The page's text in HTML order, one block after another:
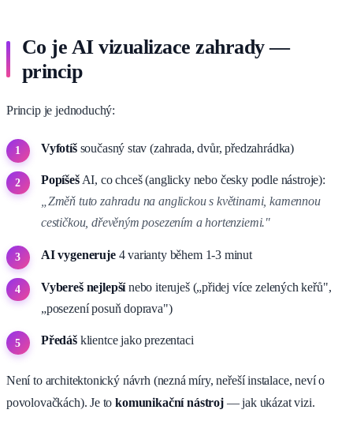
Co je AI vizualizace zahrady —
princip
Princip je jednoduchý:
Vyfotíšsoučasný stav (zahrada, dvůr, předzahrádka)
PopíšešAI, co chceš (anglicky nebo česky podle nástroje):
„Změň tuto zahradu na anglickou s květinami, kamennou
cestičkou, dřevěným posezením a hortenziemi."
AI vygeneruje4 varianty během 1-3 minut
Vybereš nejlepšínebo iteruješ („přidej více zelených keřů",
„posezení posuň doprava")
Předášklientce jako prezentaci
Není to architektonický návrh (nezná míry, neřeší instalace, neví o
povolovačkách). Je tokomunikační nástroj— jak ukázat vizi.